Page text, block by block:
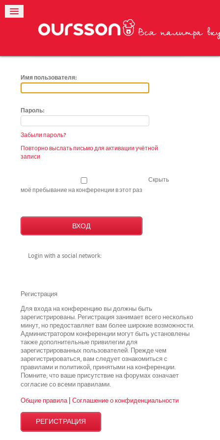
Имя пользователя:
Пароль:
Забыли пароль?
Повторно выслать письмо для активации учётной
записи
Скрыть
моё пребывание на конференции в этот раз
Login with a social network:
Регистрация
Для входа на конференцию вы должны быть
зарегистрированы. Регистрация занимает всего несколько
минут, но предоставляет вам более широкие возможности.
Администратором конференции могут быть установлены
также дополнительные привилегии для
зарегистрированных пользователей. Прежде чем
зарегистрироваться, вам следует ознакомиться с
правилами и политикой, принятыми на конференции.
Помните, что ваше присутствие на форумах означает
согласие со всемиправилами.
Общие правила| Соглашение о конфиденциальности
РЕГИСТРАЦИЯ